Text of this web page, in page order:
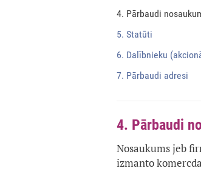
4. Pārbaudi
5. Statūti
6. Dalībnieku
7. Pārbaudi adresi
4. Pārbaudi
Nosaukums jeb
izmanto